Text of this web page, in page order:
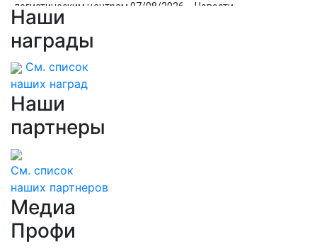
логистическим центрам 07/08/2026 – Новости
метро
Наши
награды
См. список
наших наград
Наши
партнеры
См. список
наших партнеров
Медиа
Профи